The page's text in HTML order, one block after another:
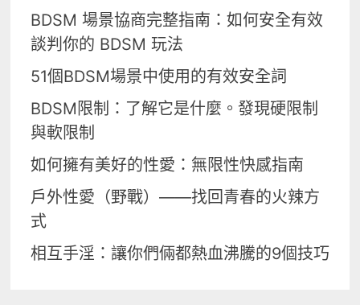
BDSM 場景協商完整指南：如何安全有效
談判你的 BDSM 玩法
51個BDSM場景中使用的有效安全詞
BDSM限制：了解它是什麼。發現硬限制
與軟限制
如何擁有美好的性愛：無限性快感指南
戶外性愛（野戰）——找回青春的火辣方
式
相互手淫：讓你們倆都熱血沸騰的9個技巧